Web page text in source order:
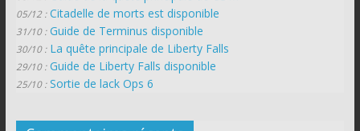
05/12 : Citadelle de morts est disponible
31/10 : Guide de Terminus disponible
30/10 : La quête principale de Liberty Falls
29/10 : Guide de Liberty Falls disponible
25/10 : Sortie de lack Ops 6